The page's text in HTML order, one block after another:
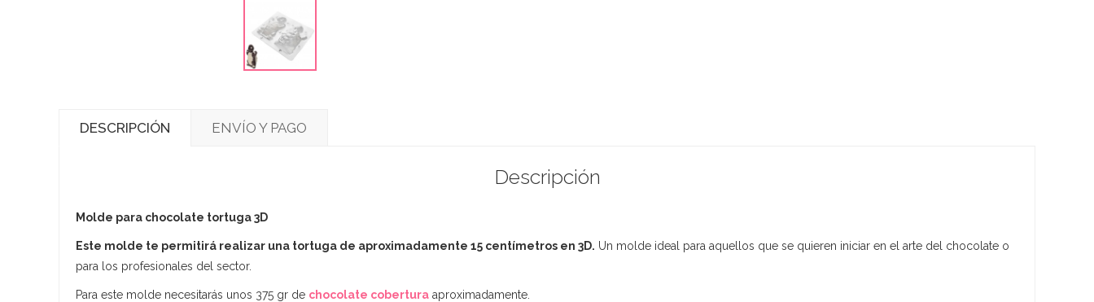
DESCRIPCIÓN ENVÍO Y PAGO
Descripción
Molde para chocolate tortuga 3D
Este molde te permitirá realizar una tortuga de aproximadamente 15 centímetros en 3D. Un molde ideal para aquellos que se quieren iniciar en el arte del chocolate o
para los profesionales del sector.
Para este molde necesitarás unos 375 gr de chocolate cobertura aproximadamente.